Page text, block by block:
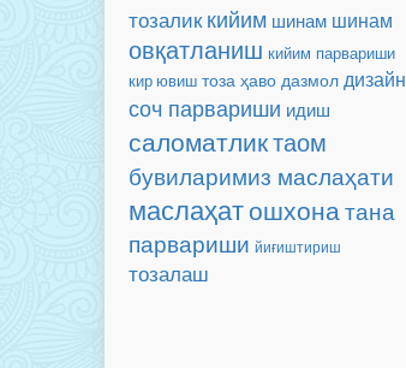
тозалик кийим шинам шинам
овқатланиш кийим парвариши
кир ювиш тоза ҳаво дазмол дизайн
соч парвариши идиш
саломатликтаом
бувиларимиз маслаҳати
маслаҳатошхонатана
парвариши йиғиштириш
тозалаш